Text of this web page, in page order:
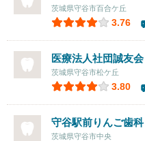
茨城県守谷市百合ケ丘
3.76
医療法人社団誠友会
茨城県守谷市松ケ丘
3.80
守谷駅前りんご歯科
茨城県守谷市中央